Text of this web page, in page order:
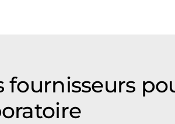
fournisseurs